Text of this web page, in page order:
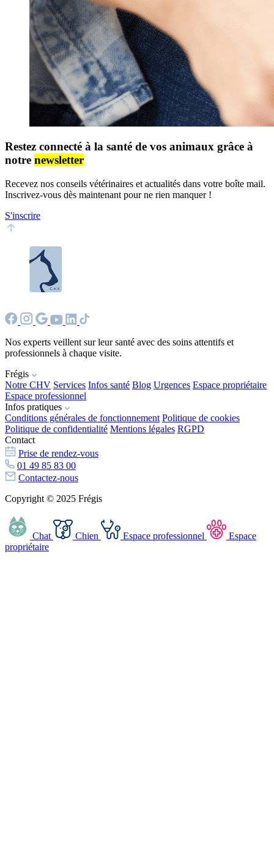
Restez connecté à la santé de vos animaux grâce à
notre newsletter
Recevez nos conseils vétérinaires et actualités dans votre boîte mail.
Inscrivez-vous dès maintenant pour ne rien manquer !
S'inscrire
Nos experts veillent sur leur santé avec des soins attentifs et
professionnels à chaque visite.
Frégis
Notre CHV Services Infos santé Blog Urgences Espace propriétaire
Espace professionnel
Infos pratiques
Conditions générales de fonctionnement Politique de cookies
Politique de confidentialité Mentions légales RGPD
Contact
Prise de rendez-vous
01 49 85 83 00
Contactez-nous
Copyright © 2025 Frégis
Chat Chien Espace professionnel
Espace
propriétaire